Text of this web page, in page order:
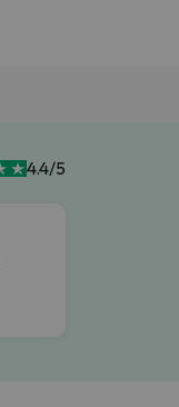
4.4/5